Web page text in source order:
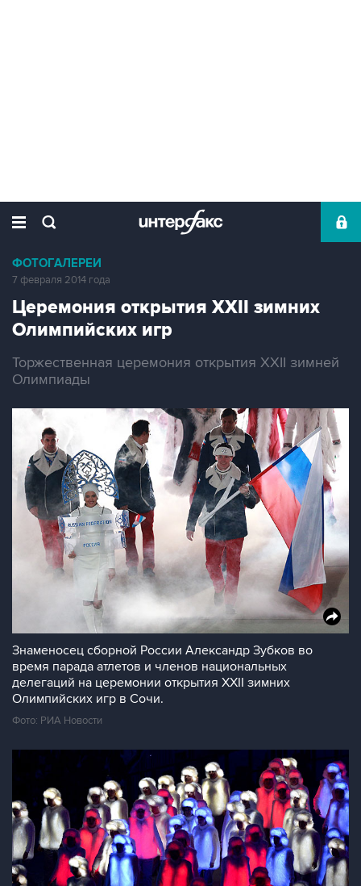
ФОТОГАЛЕРЕИ
7 февраля 2014 года
Церемония открытия XXII зимних
Олимпийских игр
Торжественная церемония открытия XXII зимней
Олимпиады
Знаменосец сборной России Александр Зубков во
время парада атлетов и членов национальных
делегаций на церемонии открытия XXII зимних
Олимпийских игр в Сочи.
Фото: РИА Новости